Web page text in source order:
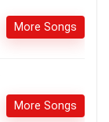
More Songs
More Songs